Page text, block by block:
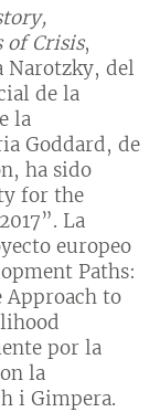
of Crisis,
Narotzky, del
de la
la
Goddard, de
ha sido
for the
La
europeo
Paths:
Approach to
por la
la
i Gimpera.